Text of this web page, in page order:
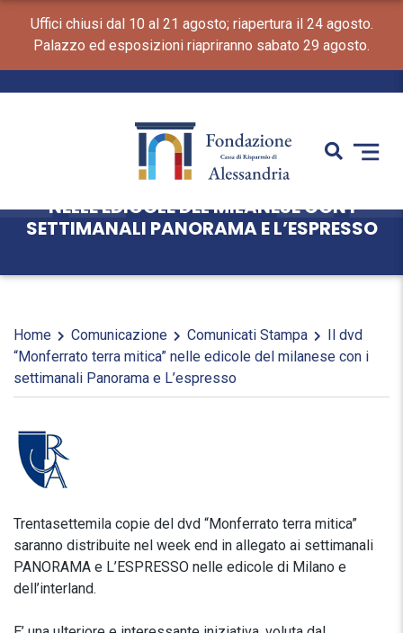
Uffici chiusi dal 10 al 21 agosto; riapertura il 24 agosto.
Palazzo ed esposizioni riapriranno sabato 29 agosto.
IL DVD “MONFERRATO TERRA MITICA”
NELLE EDICOLE DEL MILANESE CON I
SETTIMANALI PANORAMA E L’ESPRESSO
Home Comunicazione Comunicati Stampa
Il dvd
“Monferrato terra mitica” nelle edicole del milanese con i
settimanali Panorama e L’espresso
Trentasettemila copie del dvd “Monferrato terra mitica”
saranno distribuite nel week end in allegato ai settimanali
PANORAMA e L’ESPRESSO nelle edicole di Milano e
dell’interland.